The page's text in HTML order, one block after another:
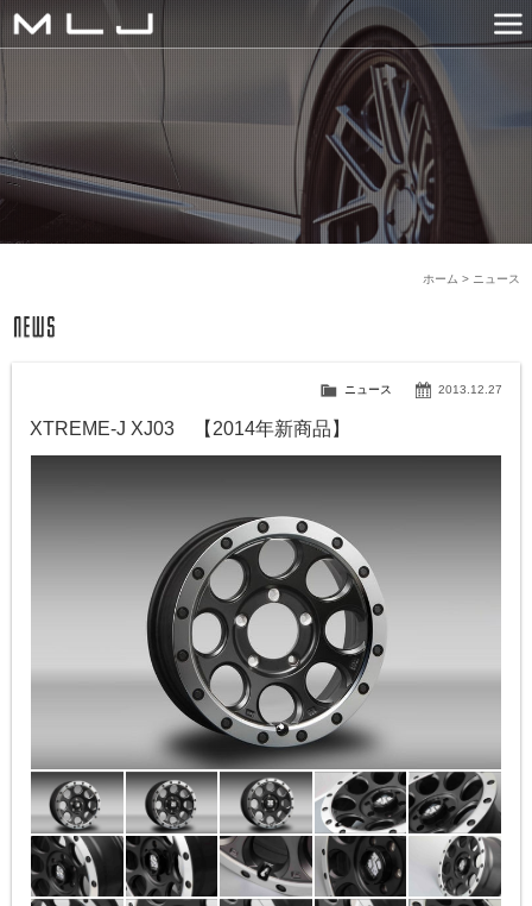
MLJ / Lexani(レクサーニ
PRODUCTS
GALLERY
SNS
NEWS
COMPANY
HISTORY
CONTACT US
LINK
ニュース
ホーム >
2013.12.27
ニュース
XTREME-J XJ03 【2014年新商品】